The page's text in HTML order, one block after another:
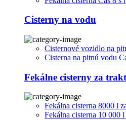
Cisterny na vodu
Cisternové vozidlo na
Cisterna na pitnú vodu
Fekálne cisterny za
Fekálna cisterna 8000 l
Fekálna cisterna 10 000